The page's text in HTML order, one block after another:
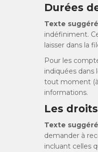
Durées
Texte
indéfiniment.
laisser dans la
Pour les
indiquées dans
tout moment (à
informations.
Les
Texte
demander à
incluant celles